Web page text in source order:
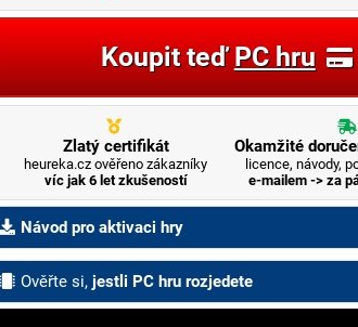
Koupit teďPC hru
Zlatý certifikát
heureka.cz ověřeno zákazníky
víc jak 6 let zkušeností
Okamžité
licence, návody,
e-mailem -> za
Návod pro aktivaci hry
Ověřte si, jestli PC hru rozjedete